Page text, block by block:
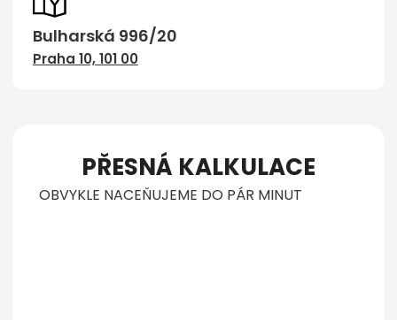
Bulharská 996/20
Praha 10, 101 00
PŘESNÁ KALKULACE
OBVYKLE NACEŇUJEME DO PÁR MINUT